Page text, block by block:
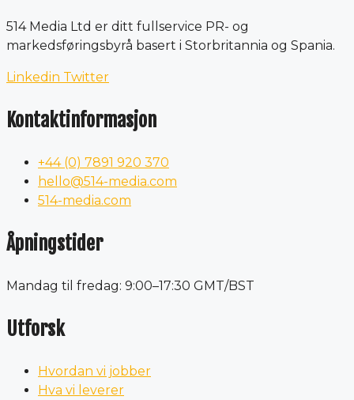
514 Media Ltd er ditt fullservice PR- og
markedsføringsbyrå basert i Storbritannia og Spania.
Linkedin Twitter
Kontaktinformasjon
+44 (0) 7891 920 370
hello@514-media.com
514-media.com
Åpningstider
Mandag til fredag: 9:00–17:30 GMT/BST
Utforsk
Hvordan vi jobber
Hva vi leverer